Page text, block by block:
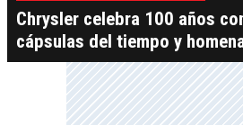
Chrysler celebra 100 años
cápsulas del tiempo y